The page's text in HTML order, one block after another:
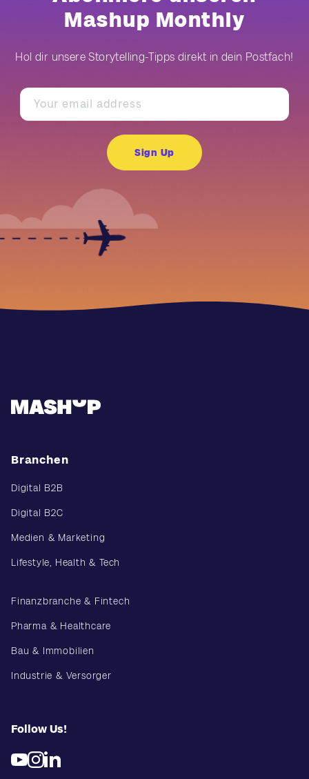
Mashup Monthly
Hol dir unsere Storytelling-Tipps direkt in dein Postfach!
Branchen
Digital B2B
Digital B2C
Medien & Marketing
Lifestyle, Health & Tech
Finanzbranche & Fintech
Pharma & Healthcare
Bau & Immobilien
Industrie & Versorger
Follow Us!